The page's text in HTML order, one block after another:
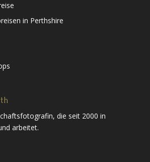
in Perthshire
die seit 2000 in
arbeitet.